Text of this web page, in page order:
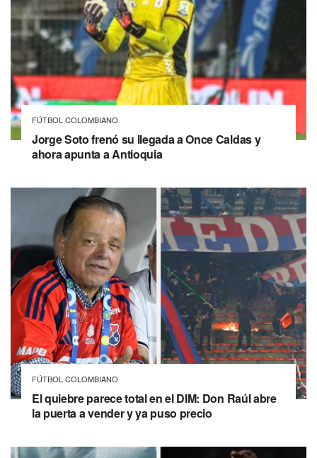
FÚTBOL COLOMBIANO
Jorge Soto frenó su llegada a Once Caldas y
ahora apunta a Antioquia
FÚTBOL COLOMBIANO
El quiebre parece total en el DIM: Don Raúl abre
la puerta a vender y ya puso precio